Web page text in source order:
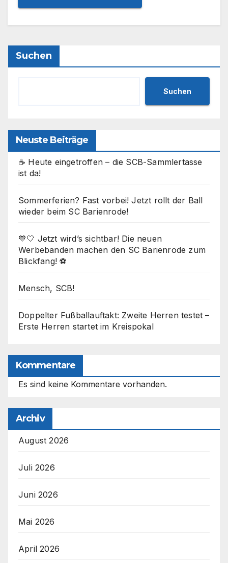
Suchen
Suchen
Neuste Beiträge
☕ Heute eingetroffen – die SCB-Sammlertasse
ist da!
Sommerferien? Fast vorbei! Jetzt rollt der Ball
wieder beim SC Barienrode!
💙🤍 Jetzt wird’s sichtbar! Die neuen
Werbebanden machen den SC Barienrode zum
Blickfang! ⚽
Mensch, SCB!
Doppelter Fußballauftakt: Zweite Herren testet –
Erste Herren startet im Kreispokal
Kommentare
Es sind keine Kommentare vorhanden.
Archiv
August 2026
Juli 2026
Juni 2026
Mai 2026
April 2026